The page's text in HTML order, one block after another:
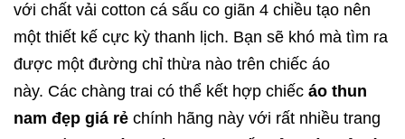
với chất vải cotton cá sấu co giãn 4 chiều tạo nên
một thiết kế cực kỳ thanh lịch. Bạn sẽ khó mà tìm ra
được một đường chỉ thừa nào trên chiếc áo
này. Các chàng trai có thể kết hợp chiếc áo thun
nam đẹp giá rẻ chính hãng này với rất nhiều trang